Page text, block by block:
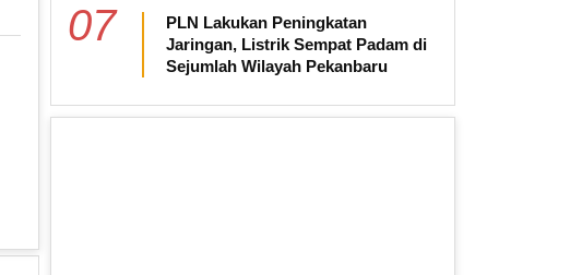
07
PLN Lakukan Peningkatan
Jaringan, Listrik Sempat Padam di
Sejumlah Wilayah Pekanbaru